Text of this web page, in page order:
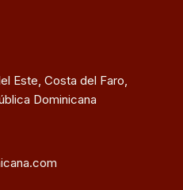
Este, Costa del Faro,
Dominicana